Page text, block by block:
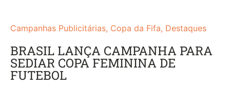
Campanhas Publicitárias, Copa da Fifa, Destaques
BRASIL LANÇA CAMPANHA PARA
SEDIAR COPA FEMININA DE
FUTEBOL